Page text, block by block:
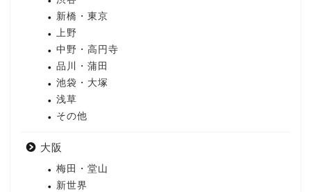
新橋・東京
上野
中野・高円寺
品川・蒲田
池袋・大塚
浅草
その他
大阪
梅田・堂山
新世界